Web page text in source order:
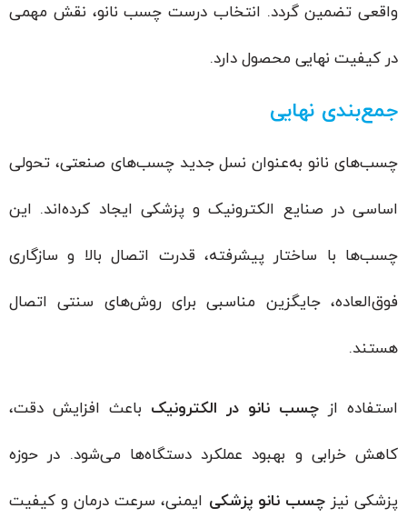
واقعی تضمین گردد. انتخاب درست چسب نانو، نقش مهمی
در کیفیت نهایی محصول دارد.
جمع‌بندی نهایی
چسب‌های نانو به‌عنوان نسل جدید چسب‌های صنعتی، تحولی
اساسی در صنایع الکترونیک و پزشکی ایجاد کرده‌اند. این
چسب‌ها با ساختار پیشرفته، قدرت اتصال بالا و سازگاری
فوق‌العاده، جایگزین مناسبی برای روش‌های سنتی اتصال
هستند.
استفاده از چسب نانو در الکترونیکباعث افزایش دقت،
کاهش خرابی و بهبود عملکرد دستگاه‌ها می‌شود. در حوزه
پزشکی نیز چسب نانو پزشکیایمنی، سرعت درمان و کیفیت